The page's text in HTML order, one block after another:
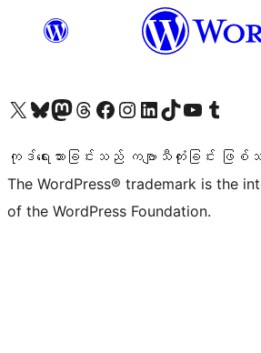
ကျွန်ုပ်တို့၏ X (ယခင် Twitter) အကောင့်သို့ သွားရောက်ကြည့်ရှုပါကျွန်ုပ်တို့၏ Bluesky အကောင့်သို့ ဝင်ရောက်ကြည့်ရှုရန်
ကျွန်ုပ်တို့၏ Mastodon အကောင့်သို့ သွားရောက်ကြည့်ရှုပါကျွန်ုပ်တို့၏ Threads အကောင့်သို့ ဝင်ရောက်ကြည့်ရှုရန်
ကျွန်ုပ်တို့၏ Facebook စာမျက်နှာသို့ သွားရောက်ကြည့်ရှုပါကျွန်ုပ်တို့၏ Instagram အကောင့်သို့ သွားရောက်ကြည့်ရှုပါ ကျွန်ုပ်တို့၏ LinkedIn အကောင့်သို့ သွားရောက်ကြည့်ရှုပါကျွန်ုပ်တို့၏ TikTok အကောင့်သို့ ဝင်ရောက်ကြည့်ရှုရန်
ကျွန်ုပ်တို့၏ YouTube ချန်နယ်သို့ သွားရောက်ကြည့်ရှုပါ ကျွန်ုပ်တို့၏ Tumblr အကောင့်သို့ ဝင်ရောက်ကြည့်ရှုရန်
ကုဒ်ရေးသားခြင်းသည် ကဗျာသီကုံးခြင်း ဖြ
The WordPress® trademark is the
of the WordPress Foundation.